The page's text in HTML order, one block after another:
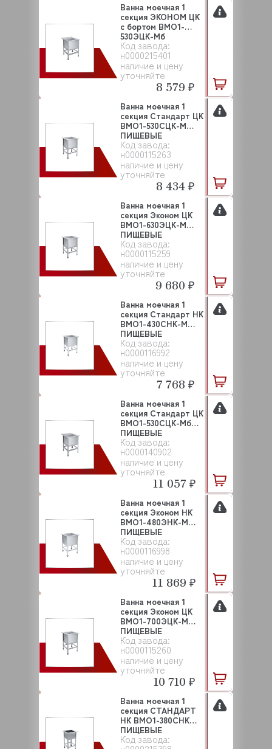
Код завода:
н0000215401
наличие и цену
уточняйте
Ванна моечная 1
секция ЭКОНОМ ЦК
с бортом ВМО1-
530ЭЦК-Мб
ПИЩЕВЫЕ ...
8 579 ₽
Код завода:
н0000115263
наличие и цену
уточняйте
Ванна моечная 1
секция Стандарт ЦК
ВМО1-530СЦК-М
ПИЩЕВЫЕ
ТЕХНОЛОГ...
8 434 ₽
Код завода:
н0000115259
наличие и цену
уточняйте
Ванна моечная 1
секция Эконом ЦК
ВМО1-630ЭЦК-М
ПИЩЕВЫЕ
ТЕХНОЛОГИИ
9 680 ₽
Код завода:
н0000116992
наличие и цену
уточняйте
Ванна моечная 1
секция Стандарт НК
ВМО1-430СНК-М
ПИЩЕВЫЕ
ТЕХНОЛОГ...
7 768 ₽
Код завода:
н0000140902
наличие и цену
уточняйте
Ванна моечная 1
секция Стандарт ЦК
ВМО1-530СЦК-Мб
ПИЩЕВЫЕ
ТЕХНОЛО...
11 057 ₽
Код завода:
н0000116998
наличие и цену
уточняйте
Ванна моечная 1
секция Эконом НК
ВМО1-480ЭНК-М
ПИЩЕВЫЕ
ТЕХНОЛОГИИ
11 869 ₽
Код завода:
н0000115260
наличие и цену
уточняйте
Ванна моечная 1
секция Эконом ЦК
ВМО1-700ЭЦК-М
ПИЩЕВЫЕ
ТЕХНОЛОГИИ
10 710 ₽
Код завода:
Ванна моечная 1
секция СТАНДАРТ
НК ВМО1-380СНК
ПИЩЕВЫЕ
ТЕХНОЛОГИИ